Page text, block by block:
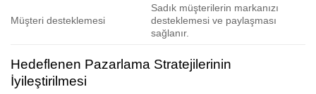
Müşteri desteklemesi
Sadık müşterilerin markanızı
desteklemesi ve paylaşması
sağlanır.
Hedeflenen Pazarlama Stratejilerinin
İyileştirilmesi